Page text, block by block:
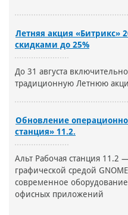
Летняя акция «Битрикс»
скидками до 25%
До 31 августа
традиционную Летнюю
Обновление
станция» 11.2.
Альт Рабочая станция 11.2
графической средой
современное
офисных приложений